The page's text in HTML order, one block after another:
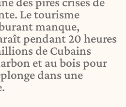
Le tourisme
manque,
pendant 20 heures
de Cubains
et au bois pour
dans une